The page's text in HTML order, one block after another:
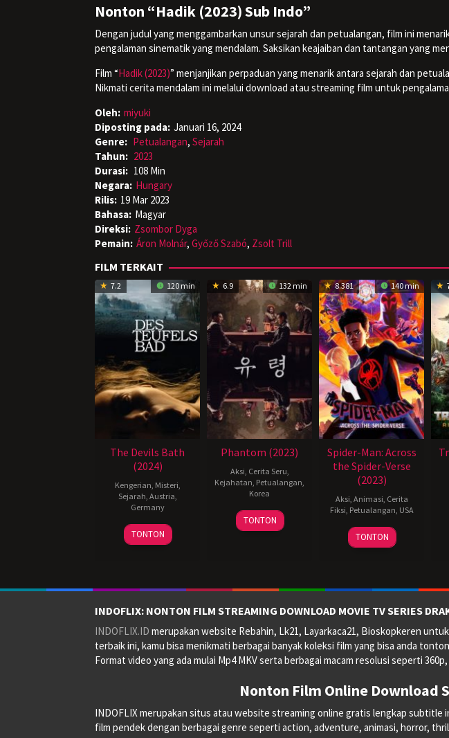
Nonton “Hadik (2023) Sub Indo”
Dengan judul yang menggambarkan unsur sejarah dan petualangan, film ini
pengalaman sinematik yang mendalam. Saksikan keajaiban dan tantangan yang
Film “Hadik (2023)” menjanjikan perpaduan yang menarik antara sejarah dan
Nikmati cerita mendalam ini melalui download atau streaming film untuk
Oleh: miyuki
Diposting pada: Januari 16, 2024
Genre: Petualangan, Sejarah
Tahun: 2023
Durasi: 108 Min
Negara: Hungary
Rilis: 19 Mar 2023
Bahasa: Magyar
Direksi: Zsombor Dyga
Pemain: Áron Molnár, Győző Szabó, Zsolt Trill
FILM TERKAIT
7.2 120 min
The Devils Bath
(2024)
Kengerian Misteri
Sejarah Austria
Germany
8
Mar
Veronika
Franz
TONTON
6.9 132 min
Phantom (2023)
Aksi Cerita Seru
Kejahatan Petualangan
Korea
18
Jan
Lee
Hae-
TONTON
8.381 140 min
Spider-Man: Across
the Spider-Verse
(2023)
Aksi Animasi Cerita
Fiksi Petualangan USA
31
May
Joaquim
Dos
TONTON
INDOFLIX: NONTON FILM STREAMING DOWNLOAD MOVIE TV SERIES
INDOFLIX.ID merupakan website Rebahin, Lk21, Layarkaca21, Bioskopkeren
terbaik ini, kamu bisa menikmati berbagai banyak koleksi film yang bisa anda
Format video yang ada mulai Mp4 MKV serta berbagai macam resolusi seperti 360p,
Nonton Film Online Download
INDOFLIX merupakan situs atau website streaming online gratis lengkap subtitle
film pendek dengan berbagai genre seperti action, adventure, animasi, horror,